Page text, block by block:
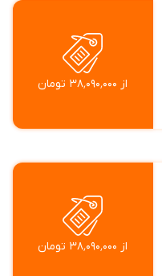
از ۳۸٬۰۹۰٬۰۰۰ تومان
از ۳۸٬۰۹۰٬۰۰۰ تومان